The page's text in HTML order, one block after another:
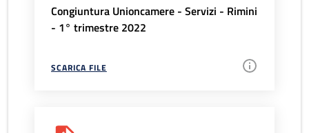
Congiuntura Unioncamere - Servizi - Rimini
- 1° trimestre 2022
SCARICA FILE